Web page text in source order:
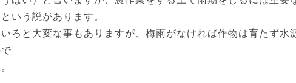
いう説があります。
ろと大変な事もありますが、梅雨がなければ作物は育たず水